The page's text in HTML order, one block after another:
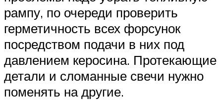
рампу, по очереди проверить
герметичность всех форсунок
посредством подачи в них под
давлением керосина. Протекающие
детали и сломанные свечи нужно
поменять на другие.